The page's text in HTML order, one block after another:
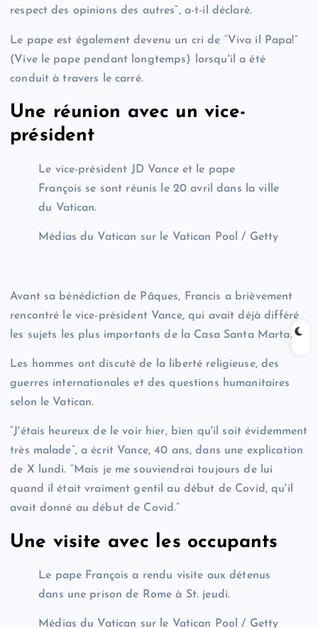
respect des opinions des autres”, a-t-il déclaré.
Le pape est également devenu un cri de “Viva il Papa!”
(Vive le pape pendant longtemps) lorsqu'il a été
conduit à travers le carré.
Une réunion avec un vice-
président
Le vice-président JD Vance et le pape
François se sont réunis le 20 avril dans la ville
du Vatican.
Médias du Vatican sur le Vatican Pool / Getty
Avant sa bénédiction de Pâques, Francis a brièvement
rencontré le vice-président Vance, qui avait déjà différé
les sujets les plus importants de la Casa Santa Marta.
Les hommes ont discuté de la liberté religieuse, des
guerres internationales et des questions humanitaires
selon le Vatican.
“J'étais heureux de le voir hier, bien qu'il soit évidemment
très malade”, a écrit Vance, 40 ans, dans une explication
de X lundi. “Mais je me souviendrai toujours de lui
quand il était vraiment gentil au début de Covid, qu'il
avait donné au début de Covid.”
Une visite avec les occupants
Le pape François a rendu visite aux détenus
dans une prison de Rome à St. jeudi.
Médias du Vatican sur le Vatican Pool / Getty